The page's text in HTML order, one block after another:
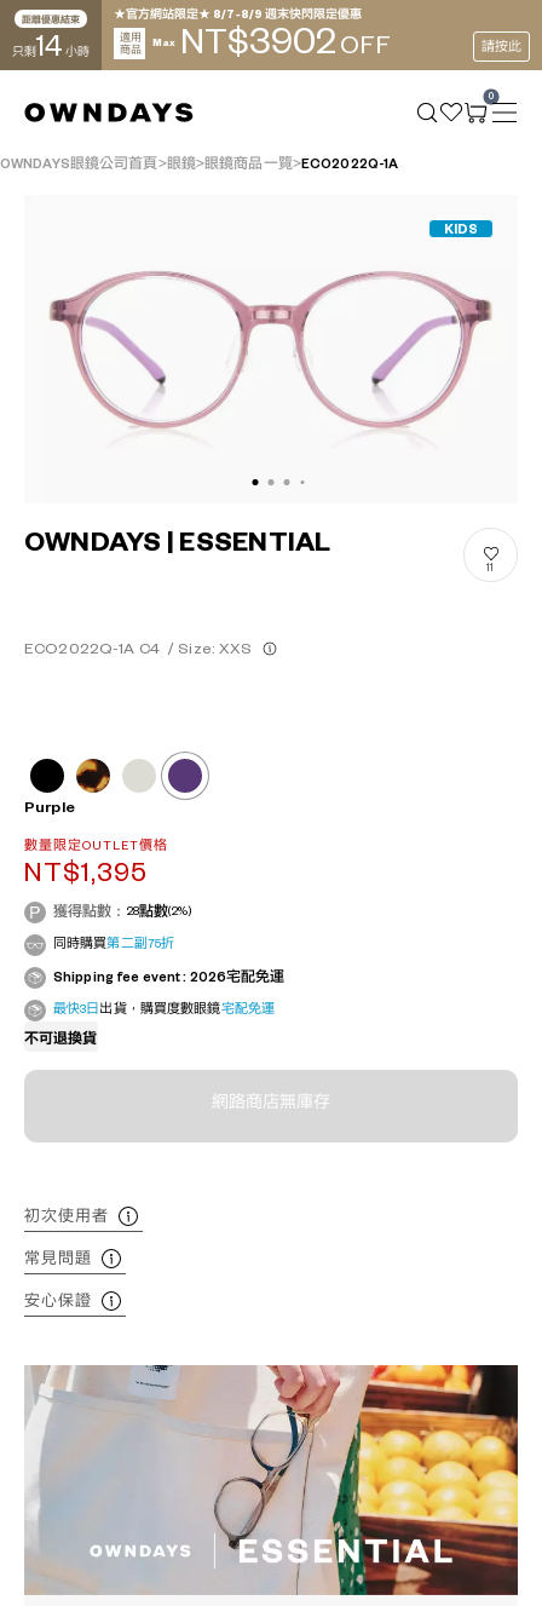
距離優惠結束
只剩 14 小時
★官方網站限定★ 8/7~8/9 週末快閃限定優惠
適用
商品
Max NT$3902 OFF 請按此
0
OWNDAYS眼鏡公司首頁 眼鏡 眼鏡商品一覽 ECO2022Q-1A
KIDS
OWNDAYS | ESSENTIAL
ECO2022Q-1A C4 / Size: XXS
11
Purple
數量限定OUTLET價格
NT$1,395
獲得點數： 28點數(2%)
同時購買第二副75折
Shipping fee event : 2026宅配免運
最快3日 出貨，購買度數眼鏡宅配免運
不可退換貨
網路商店無庫存
初次使用者
常見問題
安心保證